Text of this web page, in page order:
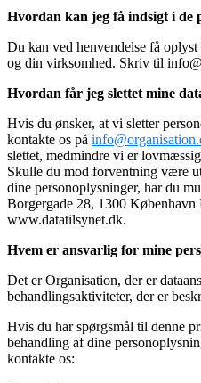
Hvordan kan jeg få indsigt i de
Du kan ved henvendelse få
og din virksomhed. Skriv til
Hvordan får jeg slettet mine
Hvis du ønsker, at vi sletter
kontakte os på
slettet, medmindre vi er
Skulle du mod forventning være
dine personoplysninger, har du
Borgergade 28, 1300
www.datatilsynet.dk.
Hvem er ansvarlig for mine
Det er Organisation, der er
behandlingsaktiviteter, der er
Hvis du har spørgsmål til denne
behandling af dine
kontakte os: